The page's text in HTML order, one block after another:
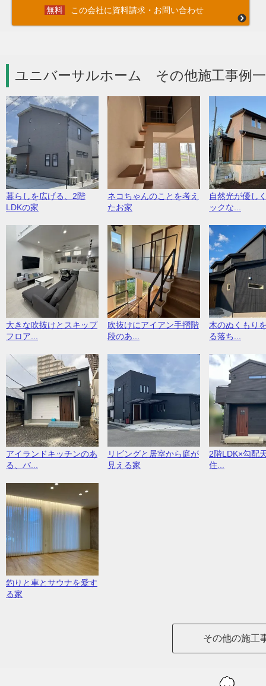
この会社に資料請求・お問い合わせ
ユニバーサルホーム その他施工事例
暮らしを広げる、2階
LDKの家
ネコちゃんのことを考え
たお家
自然光が優し
ックな...
大きな吹抜けとスキップ
フロア...
吹抜けにアイアン手摺階
段のあ...
木のぬくもり
る落ち...
アイランドキッチンのあ
る、バ...
リビングと居室から庭が
見える家
2階LDK×勾配
住...
釣りと車とサウナを愛す
る家
その他の施工